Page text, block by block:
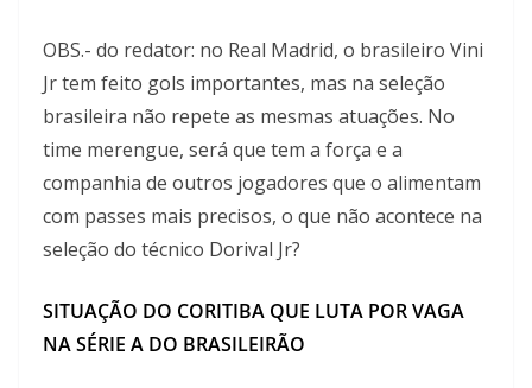
OBS.- do redator: no Real Madrid, o brasileiro Vini
Jr tem feito gols importantes, mas na seleção
brasileira não repete as mesmas atuações. No
time merengue, será que tem a força e a
companhia de outros jogadores que o alimentam
com passes mais precisos, o que não acontece na
seleção do técnico Dorival Jr?
SITUAÇÃO DO CORITIBA QUE LUTA POR VAGA
NA SÉRIE A DO BRASILEIRÃO